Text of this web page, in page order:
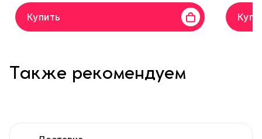
Купить
Также рекомендуем